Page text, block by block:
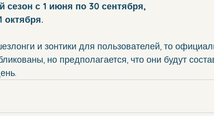
сезон с 1 июня по 30 сентября,
октября.
и зонтики для пользователей, то
но предполагается, что они будут